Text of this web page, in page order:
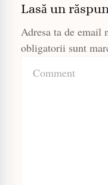
Lasă un
Adresa ta de email
obligatorii sunt